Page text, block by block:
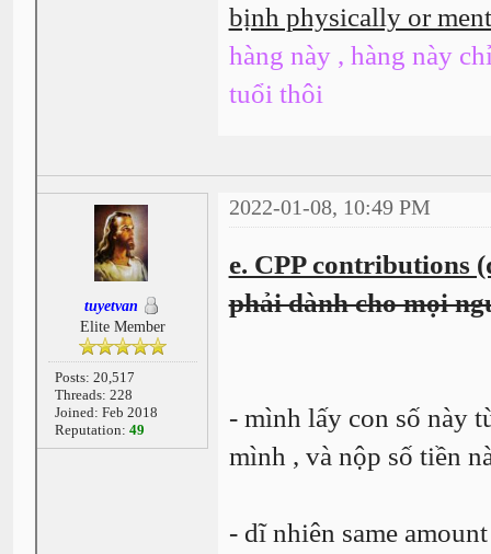
bịnh physically or
hàng này , hàng này
tuổi thôi
tuyetvan
Elite Member
Posts: 20,517
Threads: 228
Joined: Feb 2018
Reputation: 49
2022-01-08, 10:49 PM
e. CPP contributions
phải dành cho mọi
- mình lấy con số này
mình , và nộp số tiền
- dĩ nhiên same